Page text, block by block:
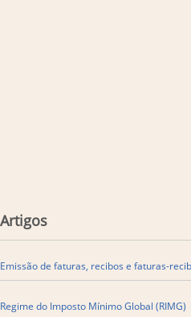
Artigos
Emissão de faturas, recibos e faturas-
​Regime do Imposto Mínimo Global (RIMG)